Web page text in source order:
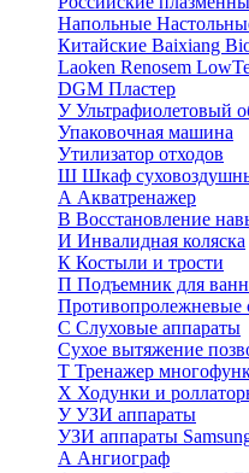
Напольные
Китайские Baixiang
Laoken Renosem
DGM Пластер
УУльтрафиолетовый
Упаковочная машина
Утилизатор отходов
Ш Шкаф
А Акватренажер
В Восстановление
И Инвалидная коляска
К Костыли и трости
П Подъемник для
Противопролежневые
С Слуховые аппараты
Сухое вытяжение
Т Тренажер
Х Ходунки и
УУЗИ аппараты
УЗИ аппараты
А Ангиограф